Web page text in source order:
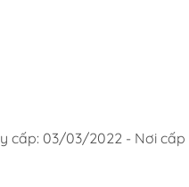
cấp: 03/03/2022 - Nơi cấp